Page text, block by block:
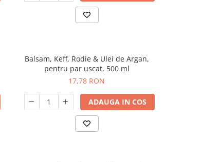
Balsam, Keff, Rodie & Ulei de Argan,
pentru par uscat, 500 ml
17,78 RON
ADAUGA IN COS